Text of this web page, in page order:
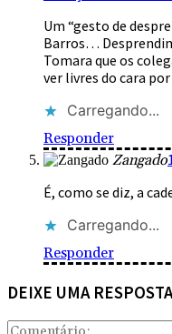
Um “gesto de
Barros…
Tomara que os
ver livres do cara
Carregando...
Responder
Zangado
É, como se diz, a
Carregando...
Responder
DEIXE UMA RESPOSTA